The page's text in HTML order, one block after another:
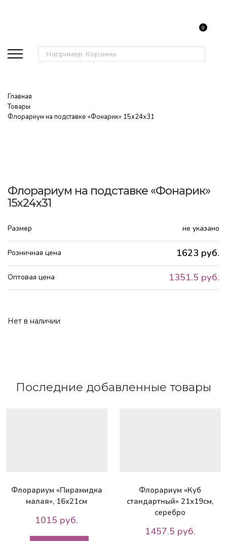
Поиск:
0
Главная
Товары
Флорариум на подставке «Фонарик» 15х24х31
Флорариум на подставке «Фонарик»
15х24х31
Размер не указано
Розничная цена 1623 руб.
Оптовая цена 1351.5 руб.
Нет в наличии
Последние добавленные товары
Флорариум «Пирамидка
малая», 16х21см
1015 руб.
Флорариум «Куб
стандартный» 21х19см,
серебро
1457.5 руб.